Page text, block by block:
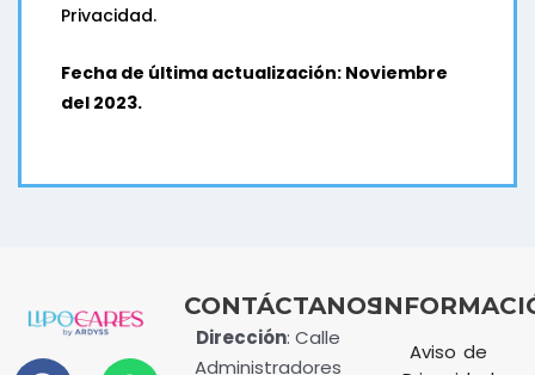
Privacidad.
Fecha de última actualización: Noviembre
del 2023.
CONTÁCTANOS
Dirección: Calle
Administradores
Aviso de